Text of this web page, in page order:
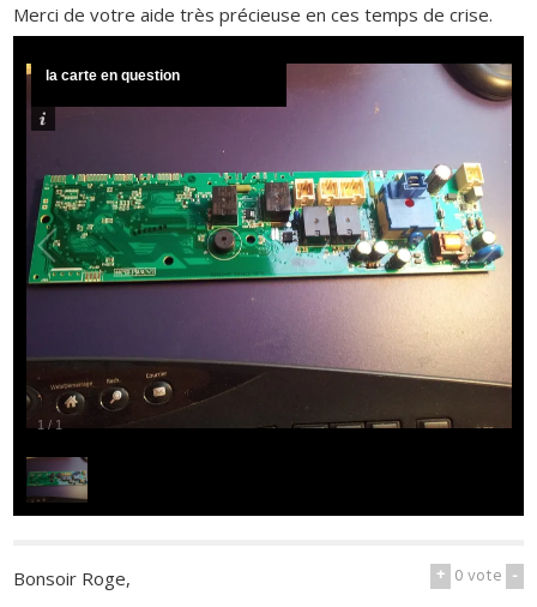
Merci de votre aide très précieuse en ces temps de crise.
1 / 1
la carte en question
+ 0vote -
Bonsoir Roge,